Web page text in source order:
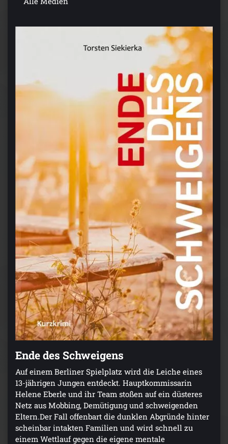
Ende des Schweigens
Auf einem Berliner Spielplatz wird die Leiche eines
13-jährigen Jungen entdeckt. Hauptkommissarin
Helene Eberle und ihr Team stoßen auf ein düsteres
Netz aus Mobbing, Demütigung und schweigenden
Eltern.Der Fall offenbart die dunklen Abgründe hinter
scheinbar intakten Familien und wird schnell zu
einem Wettlauf gegen die eigene mentale